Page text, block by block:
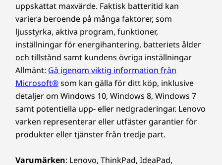
Garanterat digitalt
försvar
Skydda dina data och ditt företag med
ThinkShield, vår omfattande svit med
säkerhetslösningar som innehåller den
Färg
Raven Black
Hållbarhet
Material
Chassi:
85 % återvunnen plast från återvunna
konsumentprodukter (PCC) av
akrylnitrilbutadienstyren (ABS)
Förpackning:
90 % återvunnen expanderad polyeten (EPE) i kudde
uppskattat maxvärde. Faktisk batteritid kan
variera beroende på många faktorer, som
ljusstyrka, aktiva program, funktioner,
inställningar för energihantering, batteriets ålder
och tillstånd samt kundens övriga inställningar
Allmänt: Gå igenom viktig information från
Microsoft®som kan gälla för ditt köp, inklusive
detaljer om Windows 10, Windows 8, Windows 7
samt potentiella upp- eller nedgraderingar. Lenovo
varken representerar eller utfäster garantier för
produkter eller tjänster från tredje part.
Varumärken: Lenovo, ThinkPad, IdeaPad,